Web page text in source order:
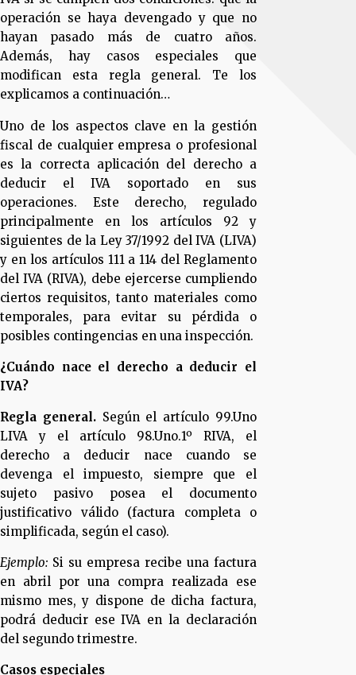
operación se haya devengado y que no
hayan pasado más de cuatro años.
Además, hay casos especiales que
modifican esta regla general. Te los
explicamos a continuación…
Uno de los aspectos clave en la gestión
fiscal de cualquier empresa o profesional
es la correcta aplicación del derecho a
deducir el IVA soportado en sus
operaciones. Este derecho, regulado
principalmente en los artículos 92 y
siguientes de la Ley 37/1992 del IVA (LIVA)
y en los artículos 111 a 114 del Reglamento
del IVA (RIVA), debe ejercerse cumpliendo
ciertos requisitos, tanto materiales como
temporales, para evitar su pérdida o
posibles contingencias en una inspección.
¿Cuándo nace el derecho a deducir el
IVA?
Regla general. Según el artículo 99.Uno
LIVA y el artículo 98.Uno.1º RIVA, el
derecho a deducir nace cuando se
devenga el impuesto, siempre que el
sujeto pasivo posea el documento
justificativo válido (factura completa o
simplificada, según el caso).
Ejemplo: Si su empresa recibe una factura
en abril por una compra realizada ese
mismo mes, y dispone de dicha factura,
podrá deducir ese IVA en la declaración
del segundo trimestre.
Casos especiales